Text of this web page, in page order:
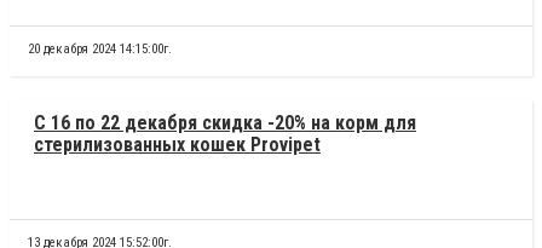
20 декабря 2024 14:15:00г.
С 16 по 22 декабря скидка -20% на корм для
стерилизованных кошек Provipet
13 декабря 2024 15:52:00г.